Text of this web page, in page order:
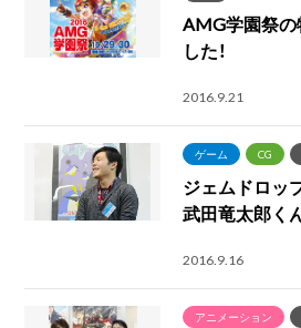
AMG学園祭
した！
2016.9.21
ゲーム CG
ジェムドロッ
武田竜太郎く
2016.9.16
アニメーション